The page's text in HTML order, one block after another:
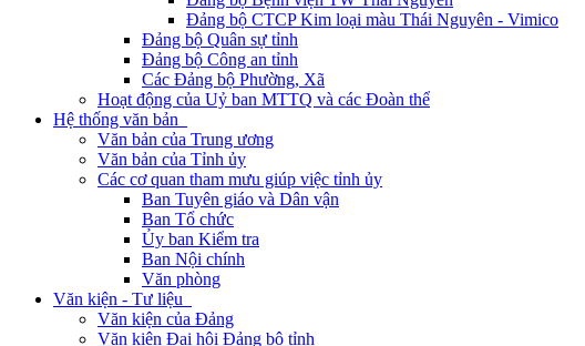
Đảng bộ CTCP Kim loại màu Thái Nguyên - Vimico
Đảng bộ Quân sự tỉnh
Đảng bộ Công an tỉnh
Các Đảng bộ Phường, Xã
Hoạt động của Uỷ ban MTTQ và các Đoàn thể
Hệ thống văn bản
Văn bản của Trung ương
Văn bản của Tỉnh ủy
Các cơ quan tham mưu giúp việc tỉnh ủy
Ban Tuyên giáo và Dân vận
Ban Tổ chức
Ủy ban Kiểm tra
Ban Nội chính
Văn phòng
Văn kiện - Tư liệu
Văn kiện của Đảng
Văn kiện Đại hội Đảng bộ tỉnh